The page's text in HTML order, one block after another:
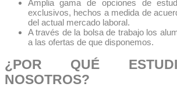
Amplia gama de opciones de
exclusivos, hechos a medida de
del actual mercado laboral.
A través de la bolsa de trabajo los
a las ofertas de que disponemos.
¿POR QUÉ
NOSOTROS?